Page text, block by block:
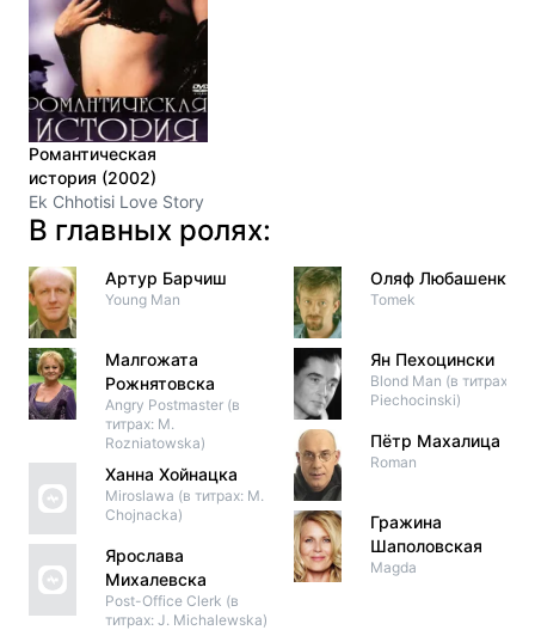
Романтическая
история (2002)
Ek Chhotisi Love Story
В главных ролях:
Артур Барчиш
Young Man
Малгожата
Рожнятовска
Angry Postmaster (в
титрах: M.
Rozniatowska)
Ханна Хойнацка
Miroslawa (в титрах: M.
Chojnacka)
Ярослава
Михалевска
Post-Office Clerk (в
титрах: J. Michalewska)
Оляф Любашенко
Tomek
Ян Пехоцински
Blond Man (в титрах: J.
Piechocinski)
Пётр Махалица
Roman
Гражина
Шаполовская
Magda